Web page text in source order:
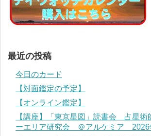
最近の投稿
今日のカード
【対面鑑定の予定】
【オンライン鑑定】
【講座】「東京星図」読書会 占星術
ーエリア研究会 ＠アルケミア 2026